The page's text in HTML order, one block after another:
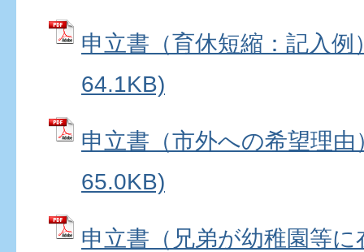
申立書（育休短縮：記入
64.1KB)
申立書（市外への希望理
65.0KB)
申立書（兄弟が幼稚園等